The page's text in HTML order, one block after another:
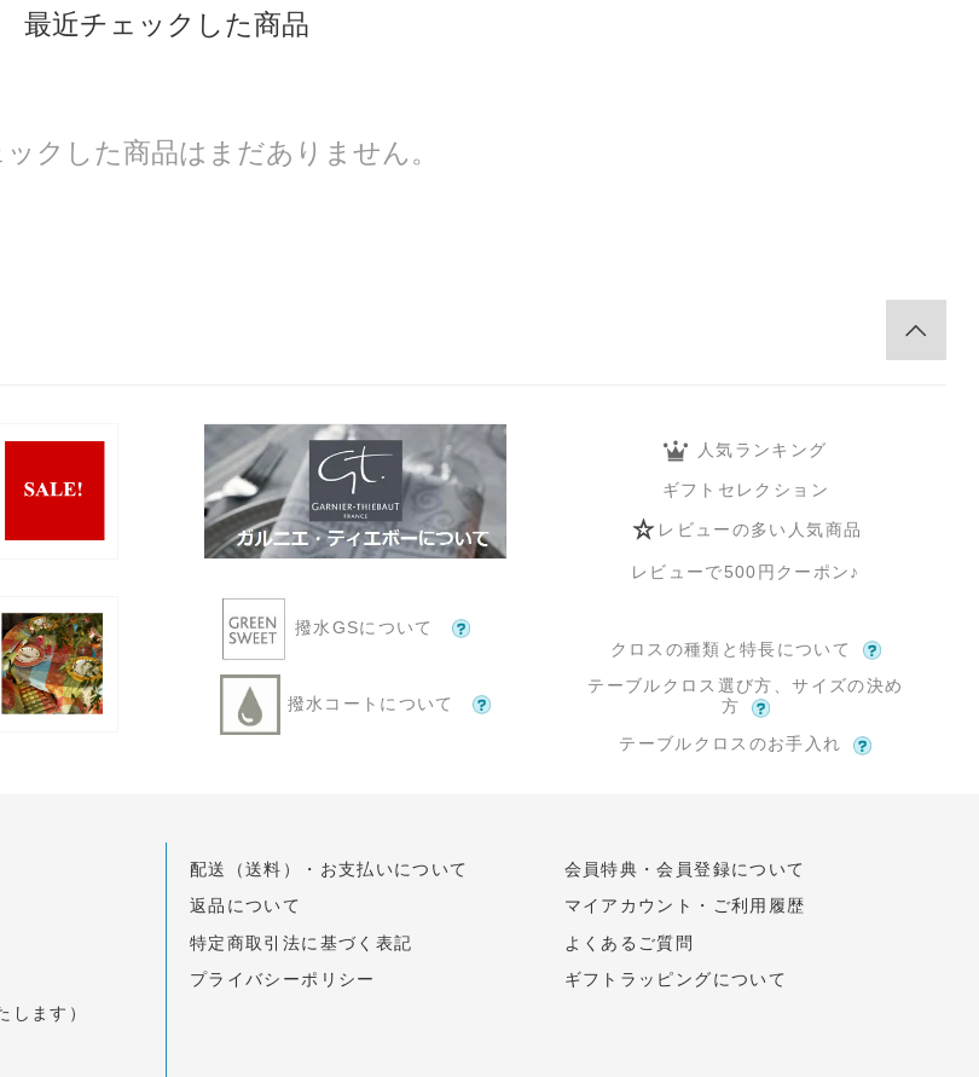
最近チェックした商品
クした商品はまだありません。
撥水GSについて
撥水コートについて
人気ランキング
ギフトセレクション
レビューの多い人気商品
レビューで500円クーポン♪
クロスの種類と特長について
テーブルクロス選び方、サイズの決め
方
テーブルクロスのお手入れ
します）
配送（送料）・お支払いについて
返品について
特定商取引法に基づく表記
プライバシーポリシー
会員特典・会員登録について
マイアカウント・ご利用履歴
よくあるご質問
ギフトラッピングについて